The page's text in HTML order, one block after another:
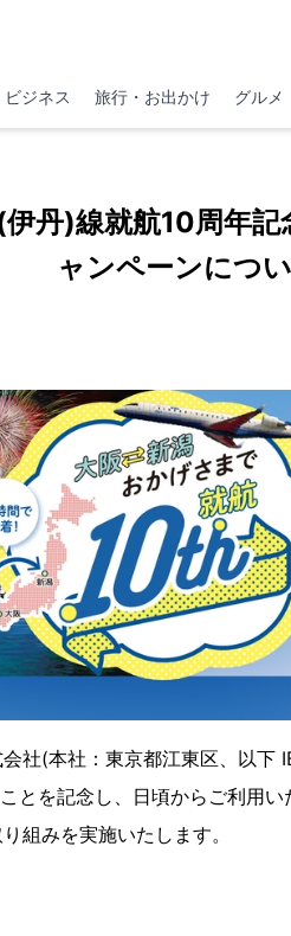
ジネス 旅行・お出かけ グルメ
伊丹)線就航10周年
ャンペーンにつ
社(本社：東京都江東区、以下
とを記念し、日頃からご利用
組みを実施いたします。